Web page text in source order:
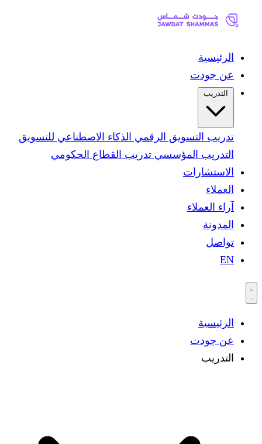
الرئيسية
عن جودت
التدريب
تدريب التسويق الرقمي الذكاء الاصطناعي للتسويق
التدريب المؤسسي تدريب القطاع الحكومي
الاستشارات
العملاء
آراء العملاء
المدونة
تواصل
EN
الرئيسية
عن جودت
التدريب